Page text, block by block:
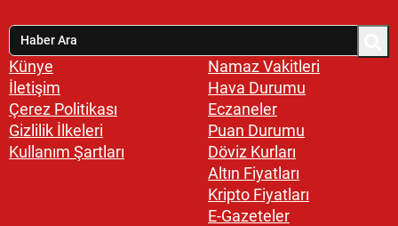
Künye
İletişim
Çerez Politikası
Gizlilik İlkeleri
Kullanım Şartları
Namaz Vakitleri
Hava Durumu
Eczaneler
Puan Durumu
Döviz Kurları
Altın Fiyatları
Kripto Fiyatları
E-Gazeteler